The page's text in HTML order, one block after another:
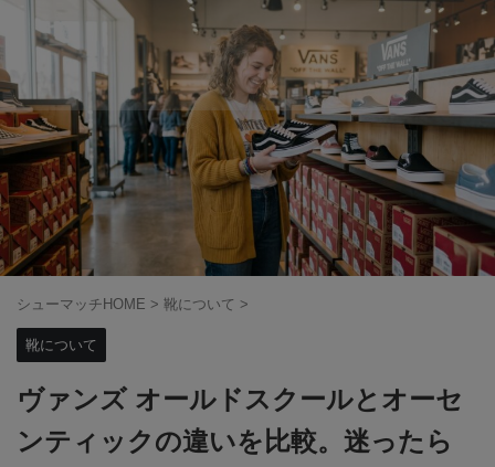
シューマッチHOME > 靴について >
靴について
ヴァンズ オールドスクールとオーセ
ンティックの違いを比較。迷ったら